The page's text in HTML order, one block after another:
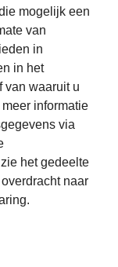
mogelijk een
van
in
in het
van waaruit u
informatie
via
het gedeelte
naar